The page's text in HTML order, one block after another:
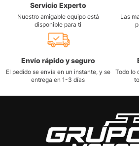
Servicio Experto
Nuestro amigable equipo está
disponible para ti
Las
Envío rápido y seguro
El pedido se envía en un instante, y se
entrega en 1-3 días
Todo lo